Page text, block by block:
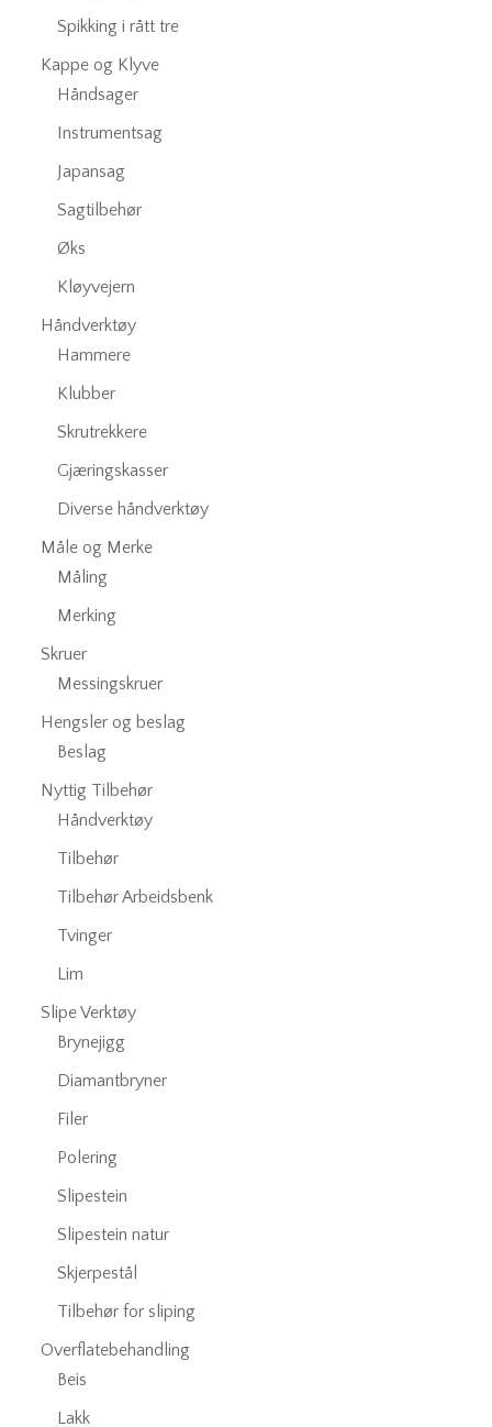
Spikking i rått tre
Kappe og Klyve
Håndsager
Instrumentsag
Japansag
Sagtilbehør
Øks
Kløyvejern
Håndverktøy
Hammere
Klubber
Skrutrekkere
Gjæringskasser
Diverse håndverktøy
Måle og Merke
Måling
Merking
Skruer
Messingskruer
Hengsler og beslag
Beslag
Nyttig Tilbehør
Håndverktøy
Tilbehør
Tilbehør Arbeidsbenk
Tvinger
Lim
Slipe Verktøy
Brynejigg
Diamantbryner
Filer
Polering
Slipestein
Slipestein natur
Skjerpestål
Tilbehør for sliping
Overflatebehandling
Beis
Lakk